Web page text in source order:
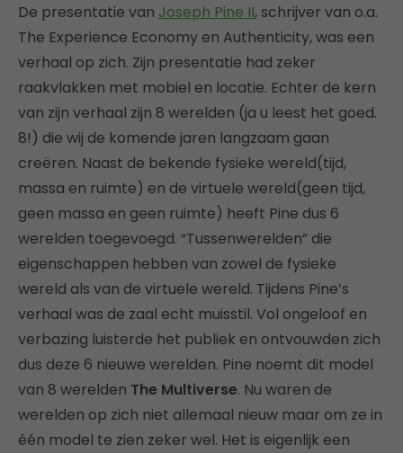
De presentatie van Joseph Pine II, schrijver van o.a.
The Experience Economy en Authenticity, was een
verhaal op zich. Zijn presentatie had zeker
raakvlakken met mobiel en locatie. Echter de kern
van zijn verhaal zijn 8 werelden (ja u leest het goed.
8!) die wij de komende jaren langzaam gaan
creëren. Naast de bekende fysieke wereld(tijd,
massa en ruimte) en de virtuele wereld(geen tijd,
geen massa en geen ruimte) heeft Pine dus 6
werelden toegevoegd. “Tussenwerelden” die
eigenschappen hebben van zowel de fysieke
wereld als van de virtuele wereld. Tijdens Pine’s
verhaal was de zaal echt muisstil. Vol ongeloof en
verbazing luisterde het publiek en ontvouwden zich
dus deze 6 nieuwe werelden. Pine noemt dit model
van 8 werelden The Multiverse. Nu waren de
werelden op zich niet allemaal nieuw maar om ze in
één model te zien zeker wel. Het is eigenlijk een